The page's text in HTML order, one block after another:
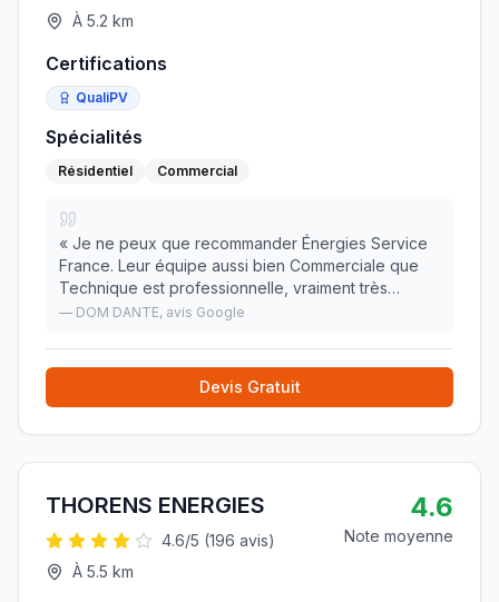
À 5.2 km
Certifications
QualiPV
Spécialités
Résidentiel Commercial
« Je ne peux que recommander Énergies Service
France. Leur équipe aussi bien Commerciale que
Technique est professionnelle, vraiment très
sympathique et fait un travail de qualité avec des
respectés»
— DOM DANTE, avis Google
Devis Gratuit
THORENS ENERGIES
4.6/5 (196 avis)
À 5.5 km
4.6
Note moyenne